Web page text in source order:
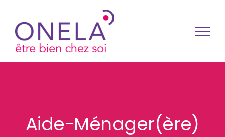
Aide-Ménager(ère)